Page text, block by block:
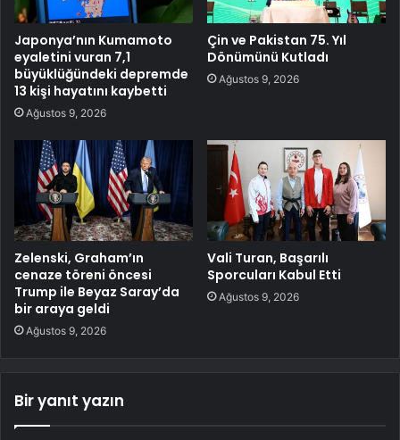
Japonya’nın Kumamoto
eyaletini vuran 7,1
büyüklüğündeki depremde
13 kişi hayatını kaybetti
Ağustos 9, 2026
Çin ve Pakistan 75. Yıl
Dönümünü Kutladı
Ağustos 9, 2026
Zelenski, Graham’ın
cenaze töreni öncesi
Trump ile Beyaz Saray’da
bir araya geldi
Ağustos 9, 2026
Vali Turan, Başarılı
Sporcuları Kabul Etti
Ağustos 9, 2026
Bir yanıt yazın